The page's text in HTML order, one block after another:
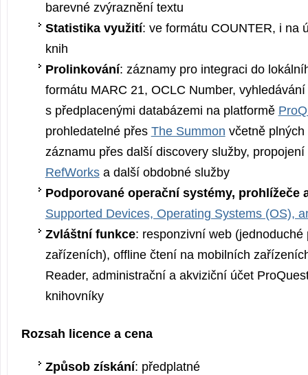
barevné zvýraznění textu
Statistika využití: ve formátu COUNTER, i na
knih
Prolinkování: záznamy pro integraci do
formátu MARC 21, OCLC Number,
s předplacenými databázemi na platformě
prohledatelné přes The Summon včetně
záznamu přes další discovery služby,
RefWorksa další obdobné služby
Podporované operační systémy, prohlížeče
Supported Devices, Operating Systems (OS),
Zvláštní funkce: responzivní web
zařízeních), offline čtení na mobilních
Reader, administrační a akviziční účet
knihovníky
Rozsah licence a cena
Způsob získání: předplatné